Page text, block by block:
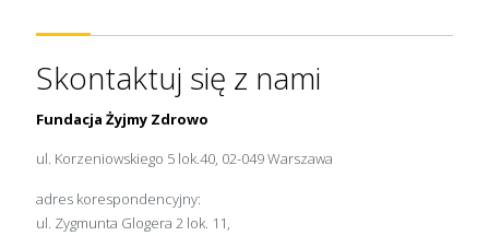
Skontaktuj się z nami
Fundacja Żyjmy Zdrowo
ul. Korzeniowskiego 5 lok.40, 02-049 Warszawa
adres korespondencyjny:
ul. Zygmunta Glogera 2 lok. 11,